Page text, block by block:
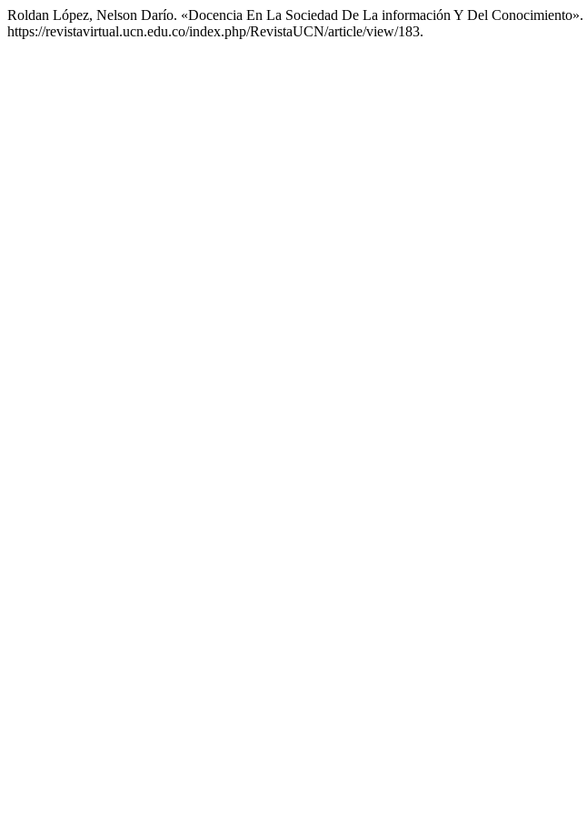
Roldan López, Nelson Darío. «Docencia En La Sociedad De La información Y Del Conocimiento».
https://revistavirtual.ucn.edu.co/index.php/RevistaUCN/article/view/183.